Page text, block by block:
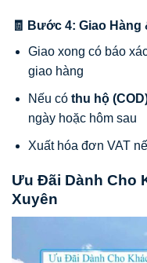
🧾 Bước 4: Giao Hàng
Giao xong có báo
giao hàng
Nếu có thu hộ
ngày hoặc hôm sau
Xuất hóa đơn VAT
Ưu Đãi Dành Cho
Xuyên